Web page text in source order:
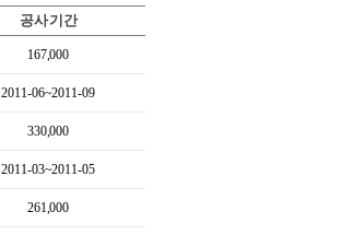
공 사 기 간
167,000
2011-06~2011-09
330,000
2011-03~2011-05
261,000